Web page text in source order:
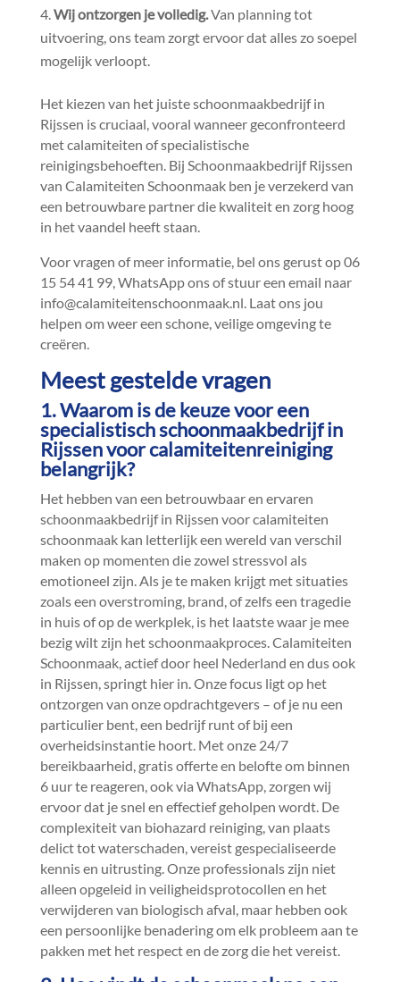
Wij ontzorgen je volledig.​Van planning tot
uitvoering, ons team zorgt ervoor dat alles zo soepel
mogelijk verloopt.​
Het kiezen van het juiste schoonmaakbedrijf in
Rijssen is cruciaal, vooral wanneer geconfronteerd
met calamiteiten of specialistische
reinigingsbehoeften.​ Bij Schoonmaakbedrijf Rijssen
van Calamiteiten Schoonmaak ben je verzekerd van
een betrouwbare partner die kwaliteit en zorg hoog
in het vaandel heeft staan.​
Voor vragen of meer informatie, bel ons gerust op 06
15 54 41 99, WhatsApp ons of stuur een email naar
info@calamiteitenschoonmaak.​nl.​ Laat ons jou
helpen om weer een schone, veilige omgeving te
creëren.​
Meest gestelde vragen
1.​ Waarom is de keuze voor een
specialistisch schoonmaakbedrijf in
Rijssen voor calamiteitenreiniging
belangrijk?
Het hebben van een betrouwbaar en ervaren
schoonmaakbedrijf in Rijssen voor calamiteiten
schoonmaak kan letterlijk een wereld van verschil
maken op momenten die zowel stressvol als
emotioneel zijn.​ Als je te maken krijgt met situaties
zoals een overstroming, brand, of zelfs een tragedie
in huis of op de werkplek, is het laatste waar je mee
bezig wilt zijn het schoonmaakproces.​ Calamiteiten
Schoonmaak, actief door heel Nederland en dus ook
in Rijssen, springt hier in.​ Onze focus ligt op het
ontzorgen van onze opdrachtgevers – of je nu een
particulier bent, een bedrijf runt of bij een
overheidsinstantie hoort.​ Met onze 24/7
bereikbaarheid, gratis offerte en belofte om binnen
6 uur te reageren, ook via WhatsApp, zorgen wij
ervoor dat je snel en effectief geholpen wordt.​ De
complexiteit van biohazard reiniging, van plaats
delict tot waterschaden, vereist gespecialiseerde
kennis en uitrusting.​ Onze professionals zijn niet
alleen opgeleid in veiligheidsprotocollen en het
verwijderen van biologisch afval, maar hebben ook
een persoonlijke benadering om elk probleem aan te
pakken met het respect en de zorg die het vereist.​